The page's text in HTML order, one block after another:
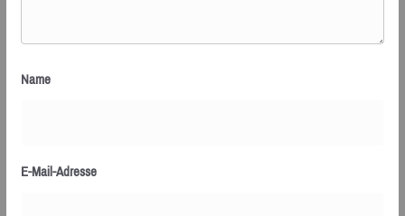
Name
E-Mail-Adresse